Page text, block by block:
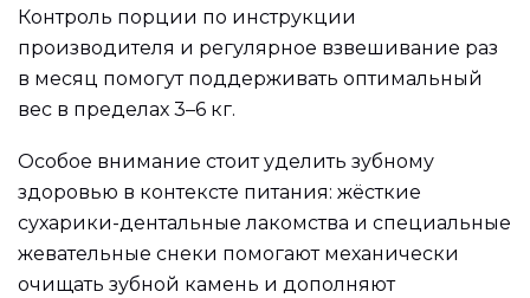
Контроль порции по инструкции
производителя и регулярное взвешивание раз
в месяц помогут поддерживать оптимальный
вес в пределах 3–6 кг.
Особое внимание стоит уделить зубному
здоровью в контексте питания: жёсткие
сухарики-дентальные лакомства и специальные
жевательные снеки помогают механически
очищать зубной камень и дополняют